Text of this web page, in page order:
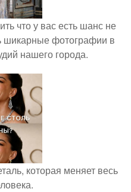
что у вас есть шанс не
шикарные фотографии в
нашего города.
которая меняет весь